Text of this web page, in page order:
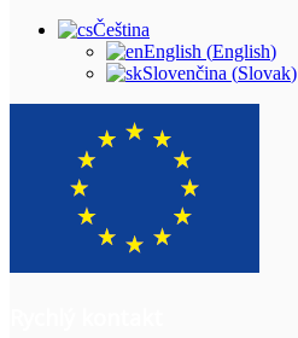
Čeština
English (English)
Slovenčina (Slovak)